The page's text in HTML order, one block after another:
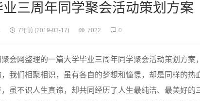
业三周年同学聚会活动策划方案
7年前 (2019-03-17) 7022 0
会网整理的一篇大学毕业三周年同学聚会活动策划方案
们相聚相识，虽有各自的梦想和憧憬，却是同样的热
虽不识人生真谛，却共同经历了人生最纯洁、最美好的